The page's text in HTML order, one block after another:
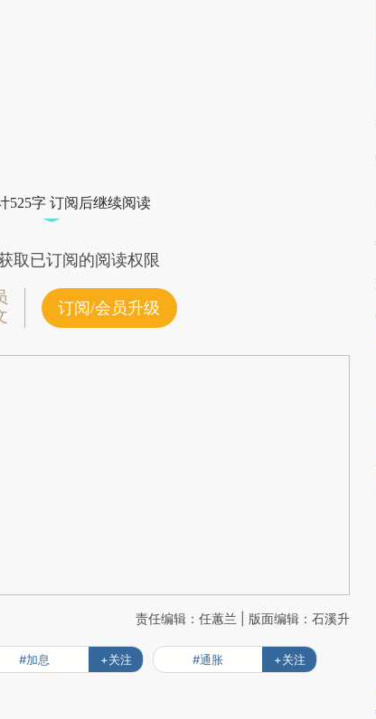
525字 订阅后继续阅读
取已订阅的阅读权限
订阅/会员升级
责任编辑：任蕙兰 | 版面编辑：石溪升
#加息 +关注 #通胀 +关注